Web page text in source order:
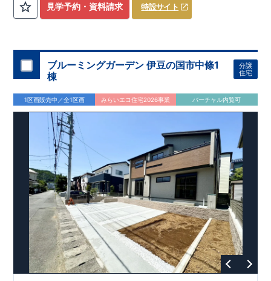
◇ 物件周辺環境 ◇
【 教育施設 】
富士根南小学校 約1,200m（徒歩15分）
富士根南中学校 約949m（徒歩12分）
【 買い物施設 】
マックスバリュ富士宮若宮店 約745m（徒歩10分）
ファミリーマート富士宮若宮店 約760m（徒歩10分）
ドラッグストアコスモス富士宮小泉店 約1,300m（徒歩17分）
【その他施設】
富士宮小泉簡易郵便局 約224m（徒歩3分）
ＪＡふじ伊豆富士根 約567m（徒歩8分）
佐野医院（内科） 約730m（徒歩10分）
◇ この物件の魅力 ◇
■ 1邸1邸異なる魅力が詰まった『新築戸建』！
■ 『折上天井』で開放感溢れるリビング！
■ 『対面式キッチン』で家族の会話が弾む！
■ 『食器洗浄乾燥機』など機能的な設備！
■ 『豊富な収納スペース』を標準搭載！
◇ ブルーミングガーデンのこだわり ◇
【 全棟自社一貫体制 】
見学予約・資料請求 特設サイト
ブルーミングガーデン 伊豆の国市中條1
棟
分譲
住宅
1区画販売中／全1区画 みらいエコ住宅2026事業 バーチャル内覧可